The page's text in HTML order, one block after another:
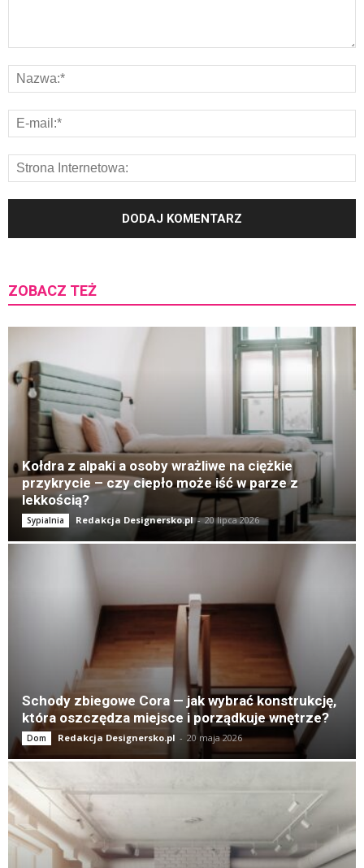
ZOBACZ TEŻ
Kołdra z alpaki a osoby wrażliwe na ciężkie
przykrycie – czy ciepło może iść w parze z
lekkością?
Sypialnia Redakcja Designersko.pl - 20 lipca 2026
Schody zbiegowe Cora — jak wybrać konstrukcję,
która oszczędza miejsce i porządkuje wnętrze?
Dom Redakcja Designersko.pl - 20 maja 2026